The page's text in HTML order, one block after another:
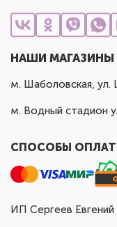
НАШИ МАГАЗИНЫ
м. Шаболовская, ул.
м. Водный стадион
СПОСОБЫ
ИП Сергеев